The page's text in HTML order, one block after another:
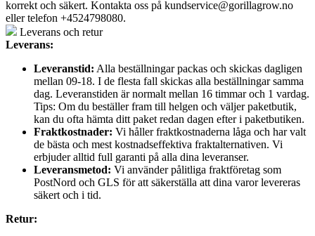
korrekt och säkert. Kontakta oss på kundservice@gorillagrow.no
eller telefon +4524798080.
Leverans och retur
Leverans:
Leveranstid: Alla beställningar packas och skickas dagligen
mellan 09-18. I de flesta fall skickas alla beställningar samma
dag. Leveranstiden är normalt mellan 16 timmar och 1 vardag.
Tips: Om du beställer fram till helgen och väljer paketbutik,
kan du ofta hämta ditt paket redan dagen efter i paketbutiken.
Fraktkostnader: Vi håller fraktkostnaderna låga och har valt
de bästa och mest kostnadseffektiva fraktalternativen. Vi
erbjuder alltid full garanti på alla dina leveranser.
Leveransmetod: Vi använder pålitliga fraktföretag som
PostNord och GLS för att säkerställa att dina varor levereras
säkert och i tid.
Retur: